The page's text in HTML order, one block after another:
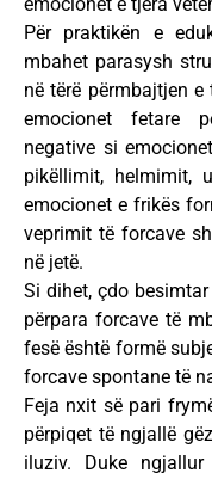
Për praktikën e
mbahet parasysh
në tërë përmbajtjen
emocionet fetare
negative si
pikëllimit, helmimit,
emocionet e frikës
veprimit të forcave
në jetë.
Si dihet, çdo
përpara forcave të
fesë është formë
forcave spontane të
Feja nxit së pari
përpiqet të ngjallë
iluziv. Duke